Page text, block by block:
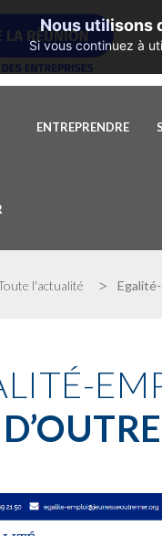
ENTREPRENDRE
l'actualité >
Nous utilisons
Si vous continuez à